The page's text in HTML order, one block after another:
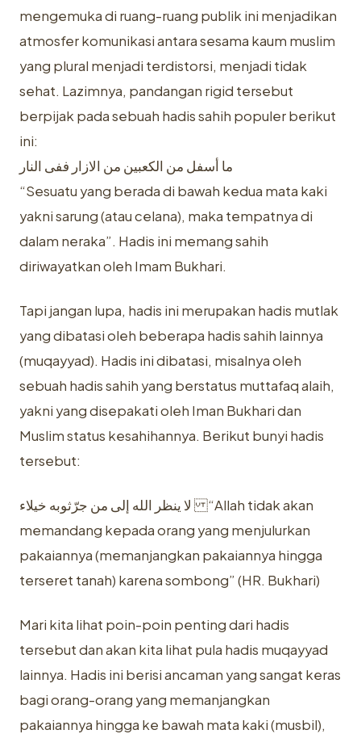
mengemuka di ruang-ruang publik ini menjadikan
atmosfer komunikasi antara sesama kaum muslim
yang plural menjadi terdistorsi, menjadi tidak
sehat. Lazimnya, pandangan rigid tersebut
berpijak pada sebuah hadis sahih populer berikut
ini:
ما أسفل من الكعبين من الازار ففى النار
“Sesuatu yang berada di bawah kedua mata kaki
yakni sarung (atau celana), maka tempatnya di
dalam neraka”. Hadis ini memang sahih
diriwayatkan oleh Imam Bukhari.
Tapi jangan lupa, hadis ini merupakan hadis mutlak
yang dibatasi oleh beberapa hadis sahih lainnya
(muqayyad). Hadis ini dibatasi, misalnya oleh
sebuah hadis sahih yang berstatus muttafaq alaih,
yakni yang disepakati oleh Iman Bukhari dan
Muslim status kesahihannya. Berikut bunyi hadis
tersebut:
لا ينظر الله إلى من جرّثوبه خيلاء “Allah tidak akan
memandang kepada orang yang menjulurkan
pakaiannya (memanjangkan pakaiannya hingga
terseret tanah) karena sombong” (HR. Bukhari)
Mari kita lihat poin-poin penting dari hadis
tersebut dan akan kita lihat pula hadis muqayyad
lainnya. Hadis ini berisi ancaman yang sangat keras
bagi orang-orang yang memanjangkan
pakaiannya hingga ke bawah mata kaki (musbil),